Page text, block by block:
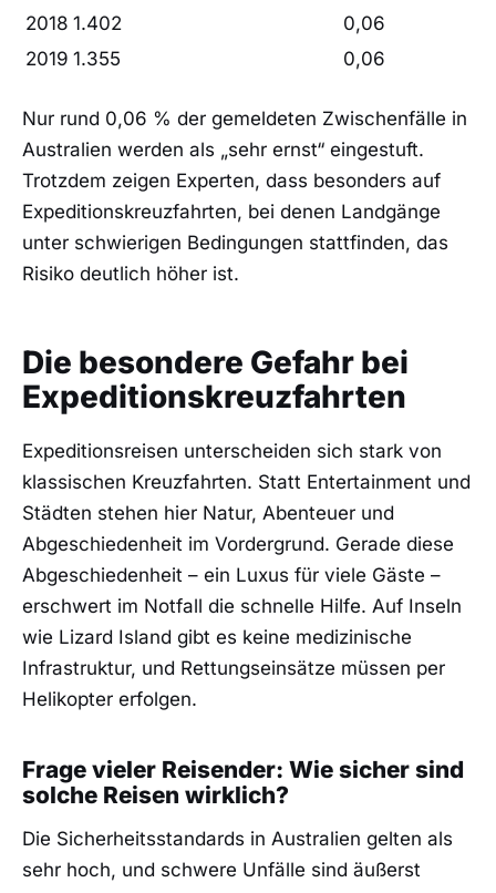
2018 1.402
0,06
2019 1.355 0,06
Nur rund 0,06 % der gemeldeten Zwischenfälle in
Australien werden als „sehr ernst“ eingestuft.
Trotzdem zeigen Experten, dass besonders auf
Expeditionskreuzfahrten, bei denen Landgänge
unter schwierigen Bedingungen stattfinden, das
Risiko deutlich höher ist.
Die besondere Gefahr bei
Expeditionskreuzfahrten
Expeditionsreisen unterscheiden sich stark von
klassischen Kreuzfahrten. Statt Entertainment und
Städten stehen hier Natur, Abenteuer und
Abgeschiedenheit im Vordergrund. Gerade diese
Abgeschiedenheit – ein Luxus für viele Gäste –
erschwert im Notfall die schnelle Hilfe. Auf Inseln
wie Lizard Island gibt es keine medizinische
Infrastruktur, und Rettungseinsätze müssen per
Helikopter erfolgen.
Frage vieler Reisender: Wie sicher sind
solche Reisen wirklich?
Die Sicherheitsstandards in Australien gelten als
sehr hoch, und schwere Unfälle sind äußerst